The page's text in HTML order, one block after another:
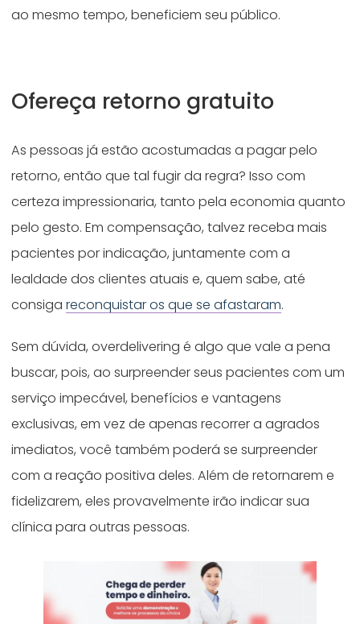
ao mesmo tempo, beneficiem seu público.
Ofereça retorno gratuito
As pessoas já estão acostumadas a pagar pelo
retorno, então que tal fugir da regra? Isso com
certeza impressionaria, tanto pela economia quanto
pelo gesto. Em compensação, talvez receba mais
pacientes por indicação, juntamente com a
lealdade dos clientes atuais e, quem sabe, até
consigareconquistar os que se afastaram.
Sem dúvida, overdelivering é algo que vale a pena
buscar, pois, ao surpreender seus pacientes com um
serviço impecável, benefícios e vantagens
exclusivas, em vez de apenas recorrer a agrados
imediatos, você também poderá se surpreender
com a reação positiva deles. Além de retornarem e
fidelizarem, eles provavelmente irão indicar sua
clínica para outras pessoas.